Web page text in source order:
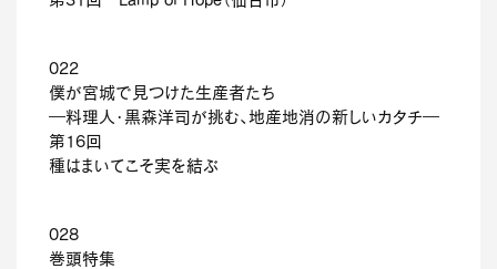
022
僕が宮城で見つけた生産者たち
―料理人・黒森洋司が挑む、地産地消の新しいカタチ―
第16回
種はまいてこそ実を結ぶ
028
巻頭特集